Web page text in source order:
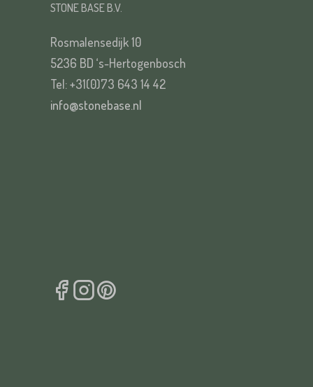
STONE BASE B.V.
Rosmalensedijk 10
5236 BD ‘s-Hertogenbosch
Tel: +31(0)73 643 14 42
info@stonebase.nl